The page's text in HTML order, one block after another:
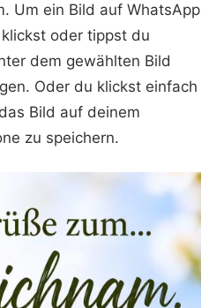
Um ein Bild auf WhatsApp
oder tippst du
dem gewählten Bild
Oder du klickst einfach
Bild auf deinem
zu speichern.